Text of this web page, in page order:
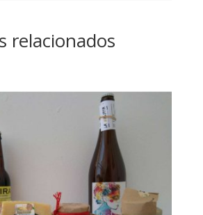
relacionados